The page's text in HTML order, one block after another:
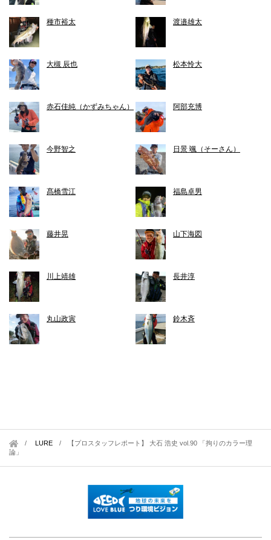
種市裕太 渡邉雄太
大槻 辰也 松本怜大
赤石佳純（かずみちゃん） 阿部充博
今野智之 日景 颯（そーさん）
髙橋雪江 福島卓男
藤井晃 山下海図
川上靖雄 長井淳
丸山政寅 鈴木斉
LURE /
【プロスタッフレポート】 大石 浩史 vol.90 「拘りのカラー理
論」